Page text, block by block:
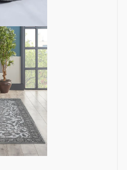
бесплатно